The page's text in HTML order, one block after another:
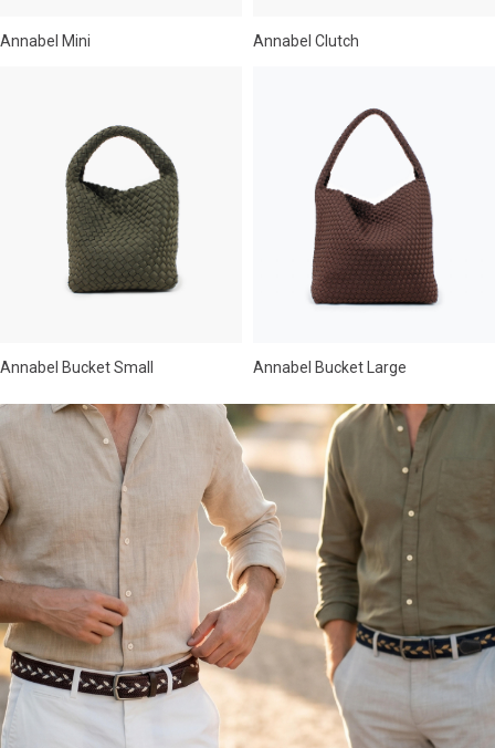
Annabel Mini Annabel Clutch
Annabel Bucket Small Annabel Bucket Large